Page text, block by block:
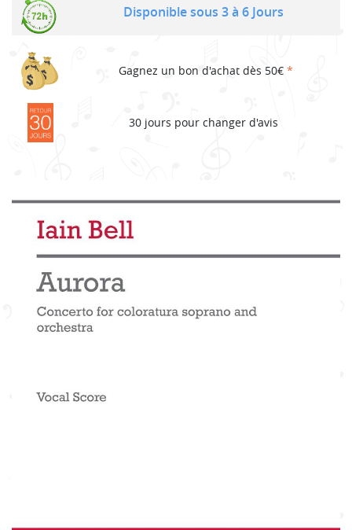
Disponible sous 3 à 6 Jours
Gagnez un bon d'achat dès 50€ *
30 jours pour changer d'avis